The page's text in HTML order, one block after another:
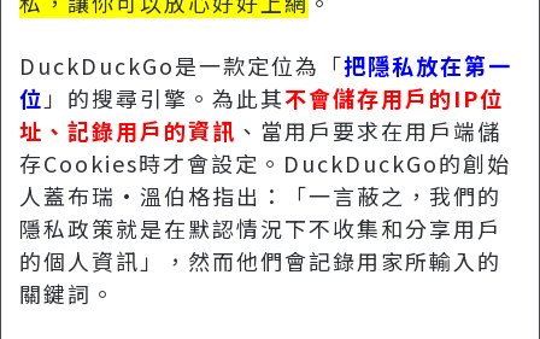
DuckDuckGo是一款定位為「把隱私放在第一
位」的搜尋引擎。為此其不會儲存用戶的IP位
址、記錄用戶的資訊 、當用戶要求在用戶端儲
存Cookies時才會設定。DuckDuckGo的創始
人蓋布瑞·溫伯格指出：「一言蔽之，我們的
隱私政策就是在默認情況下不收集和分享用戶
的個人資訊」，然而他們會記錄用家所輸入的
關鍵詞。